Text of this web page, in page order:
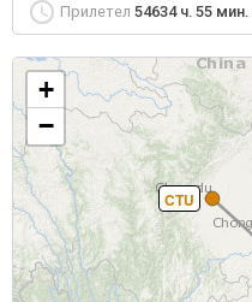
Прилетел 54634 ч. 55 мин.
CTU
+
−